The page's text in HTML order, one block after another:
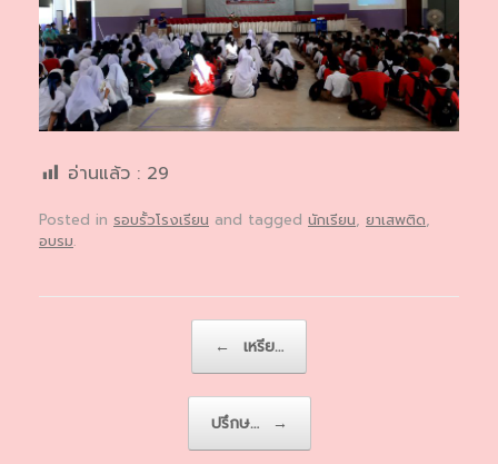
อ่านแล้ว : 29
Posted in รอบรั้วโรงเรียน and tagged นักเรียน, ยาเสพติด,
อบรม.
← เหรีย…
ปรึกษ… →